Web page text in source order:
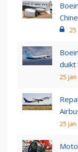
25
duikt
25 jan
25 jan